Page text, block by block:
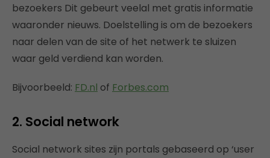
bezoekers Dit gebeurt veelal met gratis informatie
waaronder nieuws. Doelstelling is om de bezoekers
naar delen van de site of het netwerk te sluizen
waar geld verdiend kan worden.
Bijvoorbeeld: FD.nl of Forbes.com
2. Social network
Social network sites zijn portals gebaseerd op ‘user